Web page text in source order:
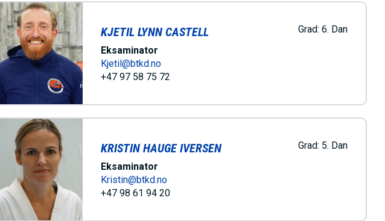
Grad: 6. Dan
KJETIL LYNN CASTELL
Eksaminator
Kjetil@btkd.no
+47 97 58 75 72
Grad: 5. Dan
KRISTIN HAUGE IVERSEN
Eksaminator
Kristin@btkd.no
+47 98 61 94 20